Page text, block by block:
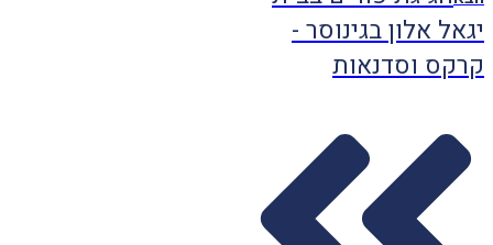
יגאל אלון בגינוסר -
קרקס וסדנאות